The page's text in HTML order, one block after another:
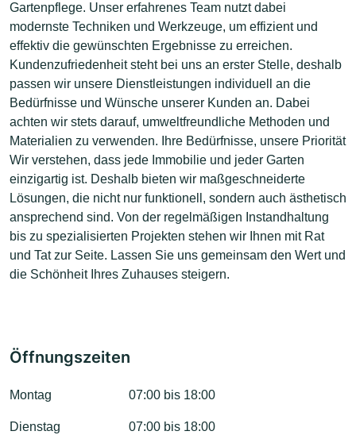
Gartenpflege. Unser erfahrenes Team nutzt dabei
modernste Techniken und Werkzeuge, um effizient und
effektiv die gewünschten Ergebnisse zu erreichen.
Kundenzufriedenheit steht bei uns an erster Stelle, deshalb
passen wir unsere Dienstleistungen individuell an die
Bedürfnisse und Wünsche unserer Kunden an. Dabei
achten wir stets darauf, umweltfreundliche Methoden und
Materialien zu verwenden. Ihre Bedürfnisse, unsere Priorität
Wir verstehen, dass jede Immobilie und jeder Garten
einzigartig ist. Deshalb bieten wir maßgeschneiderte
Lösungen, die nicht nur funktionell, sondern auch ästhetisch
ansprechend sind. Von der regelmäßigen Instandhaltung
bis zu spezialisierten Projekten stehen wir Ihnen mit Rat
und Tat zur Seite. Lassen Sie uns gemeinsam den Wert und
die Schönheit Ihres Zuhauses steigern.
Öffnungszeiten
Montag 07:00 bis 18:00
Dienstag 07:00 bis 18:00